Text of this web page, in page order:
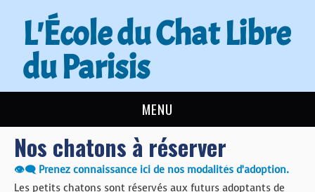
L'École du Chat Libre
du Parisis
MENU
L’ÉCOLE DU CHAT
ACTUALITÉS
Nos chatons à réserver
👁‍🗨 Prenez connaissance ici de nos modalités d’adoption.
Les petits chatons sont réservés aux futurs adoptants de